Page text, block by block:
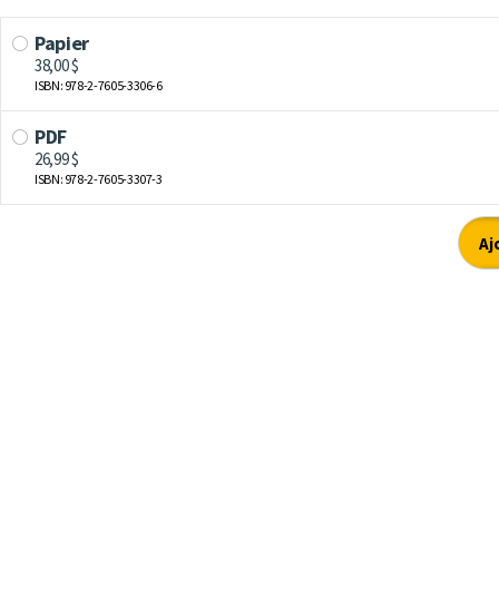
Papier
38,00 $
ISBN: 978-2-7605-3306-6
PDF
26,99 $
ISBN: 978-2-7605-3307-3